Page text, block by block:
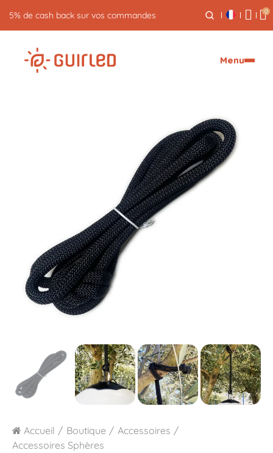
5% de cash back sur vos commandes 0
Menu
Accueil Boutique
Accessoires
Accessoires Sphères